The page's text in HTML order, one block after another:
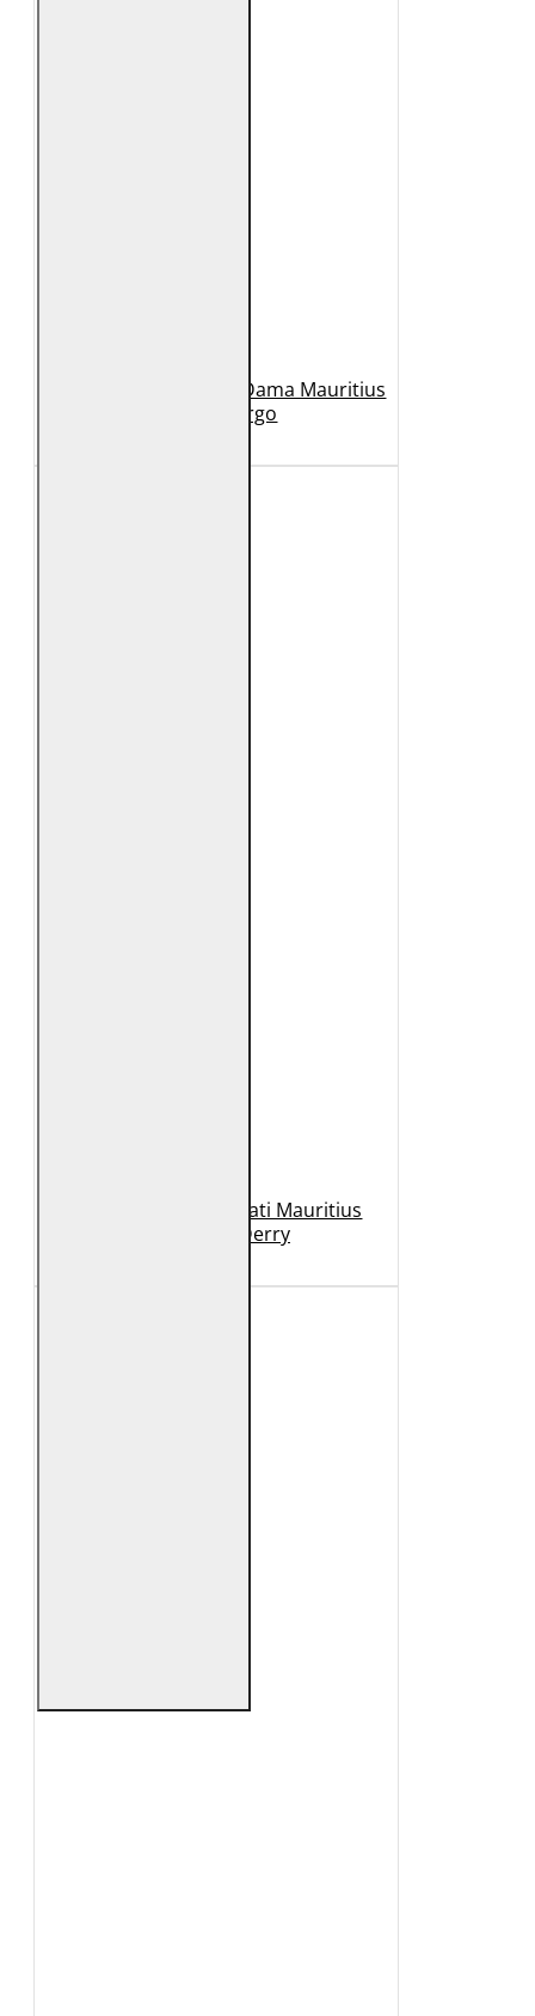
Geaca Lunga de Piele Dama Mauritius
Bej GWMargo
Geaca de Piele Barbati Mauritius
Neagra GBDerry